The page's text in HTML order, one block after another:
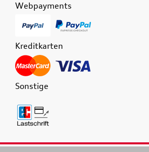
Webpayments
Kreditkarten
Sonstige